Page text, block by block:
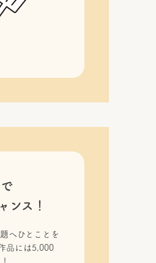
ンス！
へひとことを
品には5,000